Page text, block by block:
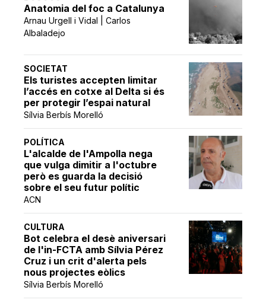
Anatomia del foc a Catalunya
Arnau Urgell i Vidal | Carlos
Albaladejo
SOCIETAT
Els turistes accepten limitar
l’accés en cotxe al Delta si és
per protegir l’espai natural
Sílvia Berbís Morelló
POLÍTICA
L'alcalde de l'Ampolla nega
que vulga dimitir a l'octubre
però es guarda la decisió
sobre el seu futur polític
ACN
CULTURA
Bot celebra el desè aniversari
de l'in-FCTA amb Sílvia Pérez
Cruz i un crit d'alerta pels
nous projectes eòlics
Sílvia Berbís Morelló